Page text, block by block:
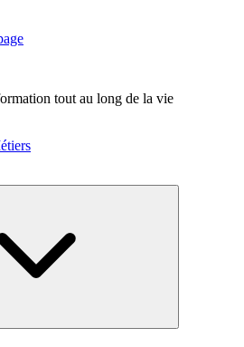
tout au long de la vie